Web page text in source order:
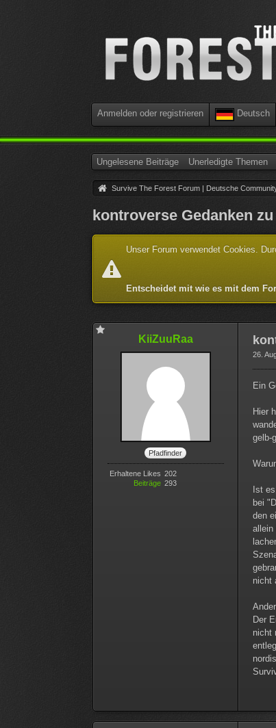
Anmelden oder registrieren Deutsch
Ungelesene Beiträge Unerledigte Themen
Survive The Forest Forum | Deutsche
kontroverse Gedanken
Unser Forum verwendet Cookies.
Entscheidet mit wie es mit dem
KiiZuuRaa
Pfadfinder
Erhaltene Likes 202
Beiträge 293
26.
Ein
Hier
gelb-
Ist
bei
den
allein
nicht
Der
nicht